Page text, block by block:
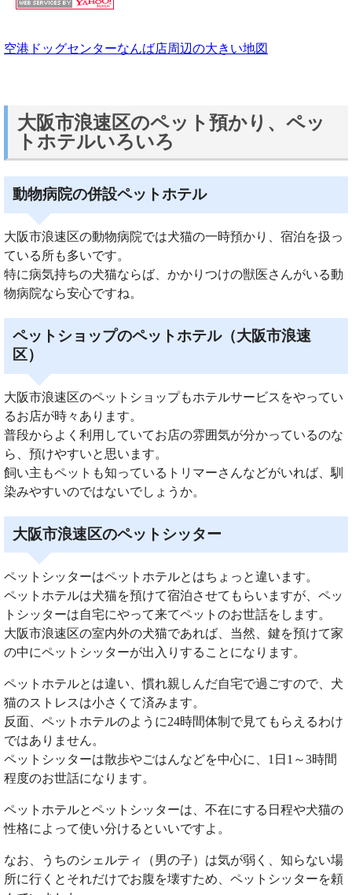
空港ドッグセンターなんば店周辺の大きい地図
大阪市浪速区のペット預かり、ペッ
トホテルいろいろ
動物病院の併設ペットホテル
大阪市浪速区の動物病院では犬猫の一時預かり、宿泊を扱っ
ている所も多いです。
特に病気持ちの犬猫ならば、かかりつけの獣医さんがいる動
物病院なら安心ですね。
ペットショップのペットホテル（大阪市浪速
区）
大阪市浪速区のペットショップもホテルサービスをやってい
るお店が時々あります。
普段からよく利用していてお店の雰囲気が分かっているのな
ら、預けやすいと思います。
飼い主もペットも知っているトリマーさんなどがいれば、馴
染みやすいのではないでしょうか。
大阪市浪速区のペットシッター
ペットシッターはペットホテルとはちょっと違います。
ペットホテルは犬猫を預けて宿泊させてもらいますが、ペッ
トシッターは自宅にやって来てペットのお世話をします。
大阪市浪速区の室内外の犬猫であれば、当然、鍵を預けて家
の中にペットシッターが出入りすることになります。
ペットホテルとは違い、慣れ親しんだ自宅で過ごすので、犬
猫のストレスは小さくて済みます。
反面、ペットホテルのように24時間体制で見てもらえるわけ
ではありません。
ペットシッターは散歩やごはんなどを中心に、1日1～3時間
程度のお世話になります。
ペットホテルとペットシッターは、不在にする日程や犬猫の
性格によって使い分けるといいですよ。
なお、うちのシェルティ（男の子）は気が弱く、知らない場
所に行くとそれだけでお腹を壊すため、ペットシッターを頼